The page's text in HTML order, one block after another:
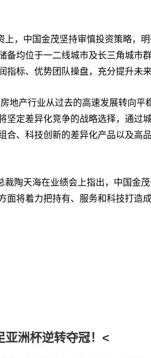
上，中国金茂坚持审慎投资策略，
备均位于一二线城市及长三角城市
指标、优势团队操盘，充分提升未来
地产行业从过去的高速发展转向平
坚定差异化竞争的战略选择，通过
合、科技创新的差异化产品以及高
裁陶天海在业绩会上指出，中国金
面将着力把持有、服务和科技打造
亚洲杯逆转夺冠！<